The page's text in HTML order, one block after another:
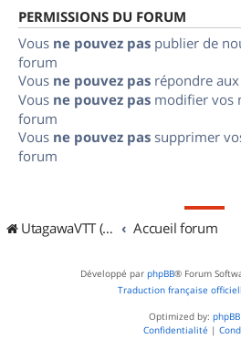
PERMISSIONS DU FORUM
Vous ne pouvez pas publier de
forum
Vous ne pouvez pas répondre
Vous ne pouvez pas modifier vos
forum
Vous ne pouvez pas supprimer
forum
UtagawaVTT (Randos VTT et VTTAE avec traces GPS) Accueil forum
Développé par phpBB® Forum
Traduction française
Optimized by:
Confidentialité |